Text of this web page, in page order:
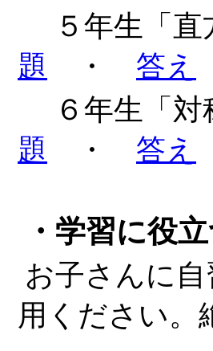
５年生「直
題 ・ 答え
６年生「対
題 ・ 答え
・学習に役
お子さんに
用ください。